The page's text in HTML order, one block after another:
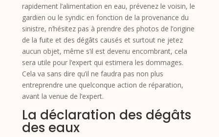
rapidement l’alimentation en eau, prévenez le voisin, le
gardien ou le syndic en fonction de la provenance du
sinistre, n’hésitez pas à prendre des photos de l’origine
de la fuite et des dégâts causés et surtout ne jetez
aucun objet, même s’il est devenu encombrant, cela
sera utile pour l’expert qui estimera les dommages.
Cela va sans dire qu’il ne faudra pas non plus
entreprendre une quelconque action de réparation,
avant la venue de l’expert.
La déclaration des dégâts
des eaux